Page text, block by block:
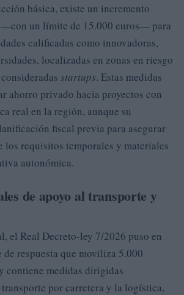
básica, existe un incremento
un límite de 15.000 euros— para
calificadas como innovadoras,
localizadas en zonas en riesgo
startups. Estas medidas
ahorro privado hacia proyectos con
real en la región, aunque su
fiscal previa para asegurar
requisitos temporales y materiales
autonómica.
de apoyo al transporte y
el Real Decreto-ley 7/2026 puso en
de respuesta que moviliza 5.000
contiene medidas dirigidas
por carretera y la logística,